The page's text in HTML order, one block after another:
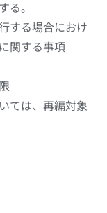
る。
する場合におけ
関する事項
ては、再編対象